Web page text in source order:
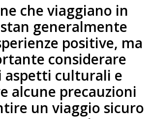
che viaggiano in
generalmente
positive, ma
considerare
aspetti culturali e
alcune precauzioni
un viaggio sicuro